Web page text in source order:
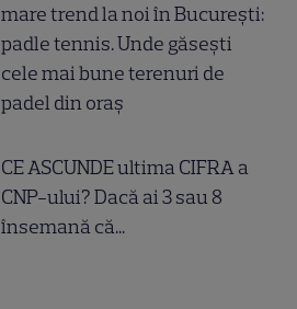
mare trend la noi în București:
padle tennis. Unde găsești
cele mai bune terenuri de
padel din oraș
CE ASCUNDE ultima CIFRA a
CNP-ului? Dacă ai 3 sau 8
însemană că...